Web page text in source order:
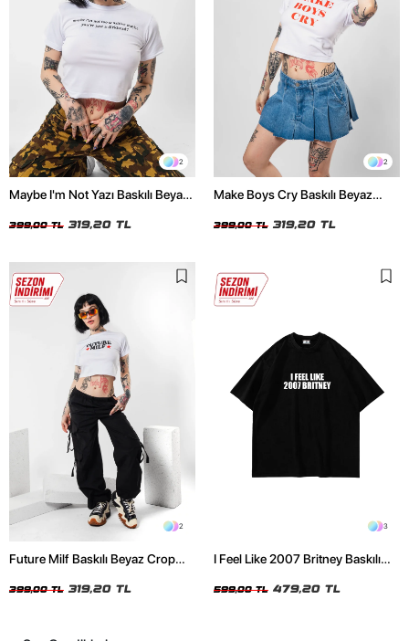
2
Maybe I'm Not Yazı Baskılı Beyaz
399,00 TL 319,20 TL
2
Make Boys Cry Baskılı Beyaz
399,00 TL 319,20 TL
2
Future Milf Baskılı Beyaz Crop
399,00 TL 319,20 TL
3
I Feel Like 2007 Britney Baskılı
599,00 TL 479,20 TL